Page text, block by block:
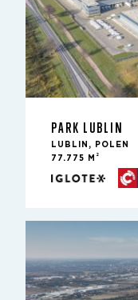
PARK LUBLIN
LUBLIN, POLEN
77.775 M
2